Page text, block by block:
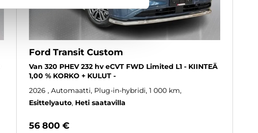
Ford Transit Custom
Van 320 PHEV 232 hv eCVT FWD Limited L1 - KIINTEÄ
1,00 % KORKO + KULUT -
2026 , Automaatti, Plug-in-hybridi, 1 000 km
Esittelyauto Heti saatavilla
56 800 €